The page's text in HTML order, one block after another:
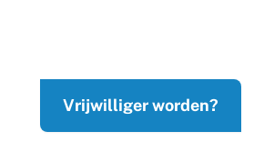
Vrijwilliger worden?